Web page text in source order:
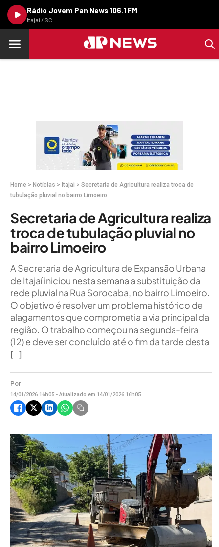
Rádio Jovem Pan News 106.1 FM
Itajaí / SC
Home > Notícias > Itajai > Secretaria de Agricultura realiza troca de
tubulação pluvial no bairro Limoeiro
Secretaria de Agricultura realiza
troca de tubulação pluvial no
bairro Limoeiro
A Secretaria de Agricultura de Expansão Urbana
de Itajaí iniciou nesta semana a substituição da
rede pluvial na Rua Sorocaba, no bairro Limoeiro.
O objetivo é resolver um problema histórico de
alagamentos que comprometia a via principal da
região. O trabalho começou na segunda-feira
(12) e deve ser concluído até o fim da tarde desta
[…]
Por
14/01/2026 16h05 - Atualizado em 14/01/2026 16h05